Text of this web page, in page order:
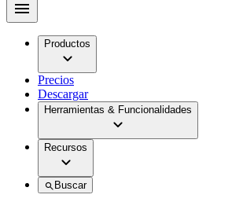
Productos
Precios
Descargar
Herramientas & Funcionalidades
Recursos
Buscar